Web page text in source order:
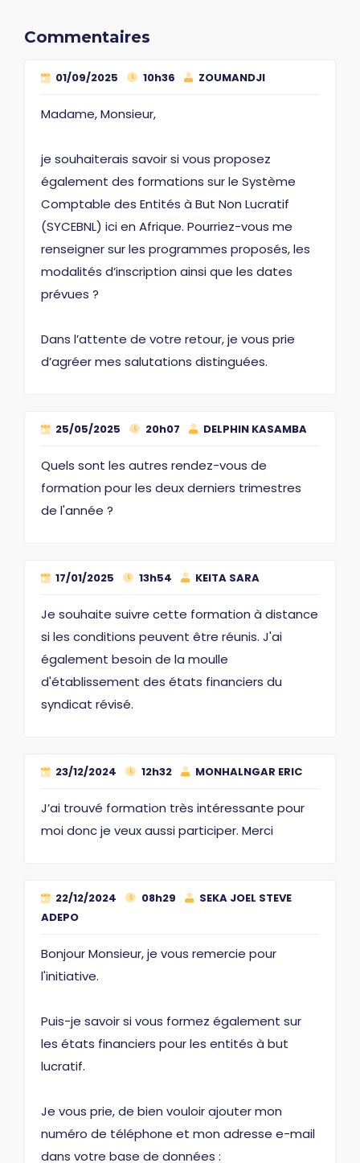
Commentaires
01/09/2025 10h36 ZOUMANDJI
Madame, Monsieur,
je souhaiterais savoir si vous proposez
également des formations sur le Système
Comptable des Entités à But Non Lucratif
(SYCEBNL) ici en Afrique. Pourriez-vous me
renseigner sur les programmes proposés, les
modalités d’inscription ainsi que les dates
prévues ?
Dans l’attente de votre retour, je vous prie
d’agréer mes salutations distinguées.
25/05/2025 20h07 DELPHIN KASAMBA
Quels sont les autres rendez-vous de
formation pour les deux derniers trimestres
de l'année ?
17/01/2025 13h54 KEITA SARA
Je souhaite suivre cette formation à distance
si les conditions peuvent être réunis. J'ai
également besoin de la moulle
d'établissement des états financiers du
syndicat révisé.
23/12/2024 12h32 MONHALNGAR ERIC
J’ai trouvé formation très intéressante pour
moi donc je veux aussi participer. Merci
22/12/2024 08h29
SEKA JOEL STEVE
ADEPO
Bonjour Monsieur, je vous remercie pour
l'initiative.
Puis-je savoir si vous formez également sur
les états financiers pour les entités à but
lucratif.
Je vous prie, de bien vouloir ajouter mon
numéro de téléphone et mon adresse e-mail
dans votre base de données :